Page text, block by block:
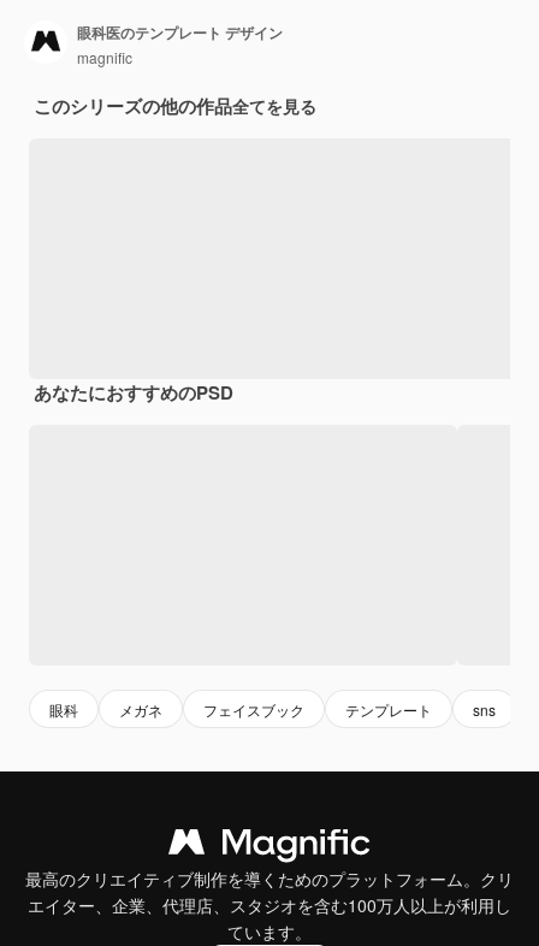
眼科医のテンプレート デザイン
magnific
このシリーズの他の作品全てを見る
あなたにおすすめのPSD
眼科 メガネ フェイスブック テンプレート sns
最高のクリエイティブ制作を導くためのプラットフォーム。クリ
エイター、企業、代理店、スタジオを含む100万人以上が利用し
ています。